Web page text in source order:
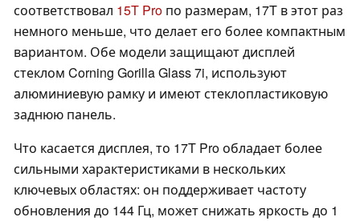
соответствовал 15T Pro по размерам, 17T в этот раз
немного меньше, что делает его более компактным
вариантом. Обе модели защищают дисплей
стеклом Corning Gorilla Glass 7i, используют
алюминиевую рамку и имеют стеклопластиковую
заднюю панель.
Что касается дисплея, то 17T Pro обладает более
сильными характеристиками в нескольких
ключевых областях: он поддерживает частоту
обновления до 144 Гц, может снижать яркость до 1